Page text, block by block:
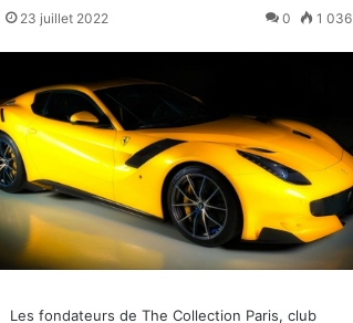
23 juillet 2022 0 1 036
Les fondateurs de The Collection Paris, club